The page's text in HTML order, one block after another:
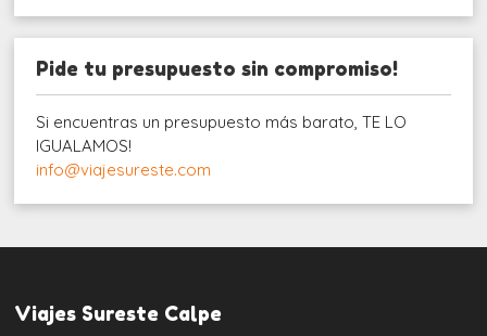
Pide tu presupuesto sin compromiso!
Si encuentras un presupuesto más barato, TE LO
IGUALAMOS!
info@viajesureste.com
Viajes Sureste Calpe